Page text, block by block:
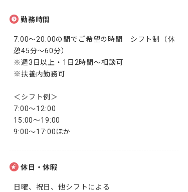
勤務時間
7:00～20:00の間でご希望の時間　シフト制（休
憩45分～60分）
※週3日以上・1日2時間～相談可
※扶養内勤務可
＜シフト例＞
7:00～12:00
15:00～19:00
9:00～17:00ほか
休日・休暇
日曜、祝日、他シフトによる